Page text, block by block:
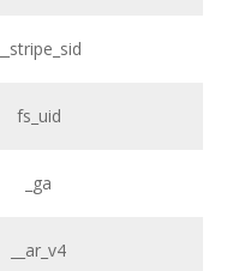
__stripe_sid
fs_uid
_ga
__ar_v4